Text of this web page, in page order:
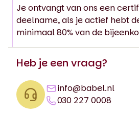
Je ontvangt van ons een
deelname, als je actief hebt
minimaal 80% van de
Heb je een vraag?
info@babel.nl
030 227 0008